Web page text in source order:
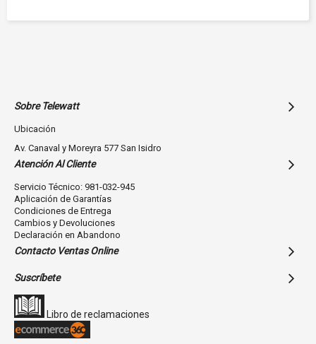
Sobre Telewatt
Ubicación
Av. Canaval y Moreyra 577 San Isidro
Atención Al Cliente
Servicio Técnico: 981-032-945
Aplicación de Garantías
Condiciones de Entrega
Cambios y Devoluciones
Declaración en Abandono
Contacto Ventas Online
Suscríbete
Libro de reclamaciones